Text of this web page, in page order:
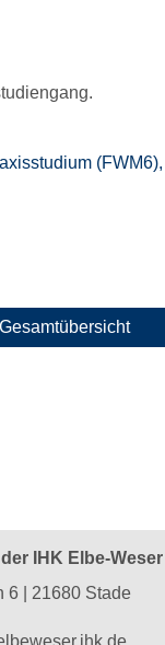
IHK Elbe-Weser
6 | 21680 Stade